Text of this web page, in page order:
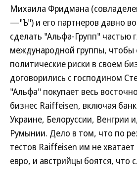
Михаила Фридмана
—"Ъ") и его партнеров давно
сделать "Альфа-Групп" частью
международной группы, чтобы
политические риски в своем
договорились с господином
"Альфа" покупает весь
бизнес Raiffeisen, включая
Украине, Белоруссии, Венгрии
Румынии. Дело в том, что по
тестов Raiffeisen им не
евро, и австрийцы боятся, что